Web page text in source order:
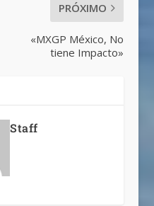
PRÓXIMO
«MXGP México, No
tiene Impacto»
Staff